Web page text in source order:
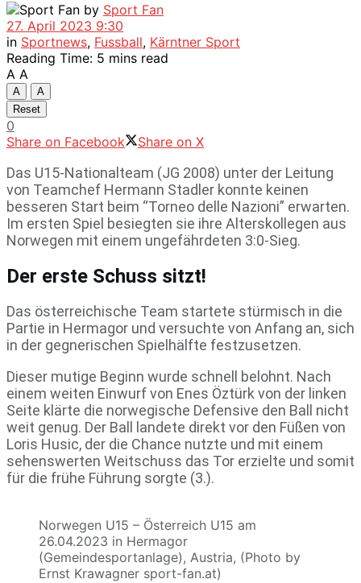
by Sport Fan
27. April 2023 9:30
in Sportnews, Fussball, Kärntner Sport
Reading Time: 5 mins read
A A
A
A
Reset
0
Share on Facebook
Share on X
Das U15-Nationalteam (JG 2008) unter der Leitung
von Teamchef Hermann Stadler konnte keinen
besseren Start beim “Torneo delle Nazioni” erwarten.
Im ersten Spiel besiegten sie ihre Alterskollegen aus
Norwegen mit einem ungefährdeten 3:0-Sieg.
Der erste Schuss sitzt!
Das österreichische Team startete stürmisch in die
Partie in Hermagor und versuchte von Anfang an, sich
in der gegnerischen Spielhälfte festzusetzen.
Dieser mutige Beginn wurde schnell belohnt. Nach
einem weiten Einwurf von Enes Öztürk von der linken
Seite klärte die norwegische Defensive den Ball nicht
weit genug. Der Ball landete direkt vor den Füßen von
Loris Husic, der die Chance nutzte und mit einem
sehenswerten Weitschuss das Tor erzielte und somit
für die frühe Führung sorgte (3.).
Norwegen U15 – Österreich U15 am
26.04.2023 in Hermagor
(Gemeindesportanlage), Austria, (Photo by
Ernst Krawagner sport-fan.at)